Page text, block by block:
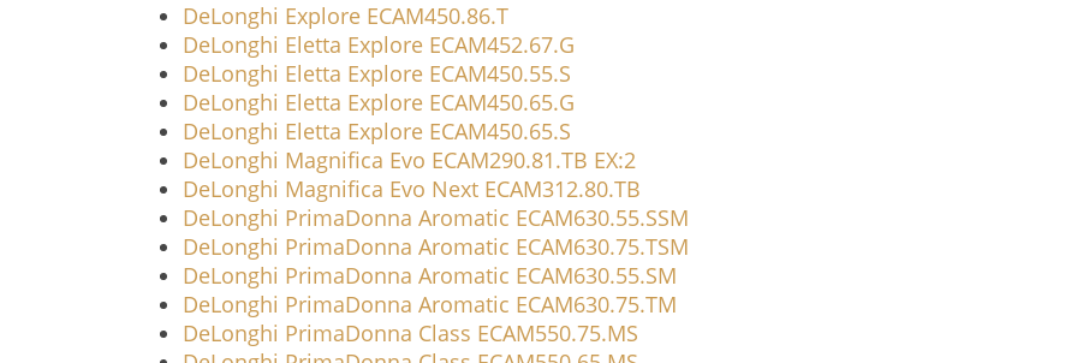
DeLonghi Explore ECAM450.86.T
DeLonghi Eletta Explore ECAM452.67.G
DeLonghi Eletta Explore ECAM450.55.S
DeLonghi Eletta Explore ECAM450.65.G
DeLonghi Eletta Explore ECAM450.65.S
DeLonghi Magnifica Evo ECAM290.81.TB EX:2
DeLonghi Magnifica Evo Next ECAM312.80.TB
DeLonghi PrimaDonna Aromatic ECAM630.55.SSM
DeLonghi PrimaDonna Aromatic ECAM630.75.TSM
DeLonghi PrimaDonna Aromatic ECAM630.55.SM
DeLonghi PrimaDonna Aromatic ECAM630.75.TM
DeLonghi PrimaDonna Class ECAM550.75.MS